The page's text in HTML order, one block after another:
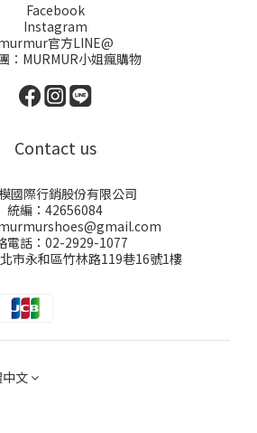
Facebook
Instagram
官方LINE@
： MURMUR小姐瘋購物
Contact us
國際行銷股份有限公司
統編：42656084
電話：02-2929-1077
市永和區竹林路119巷16號1樓
文